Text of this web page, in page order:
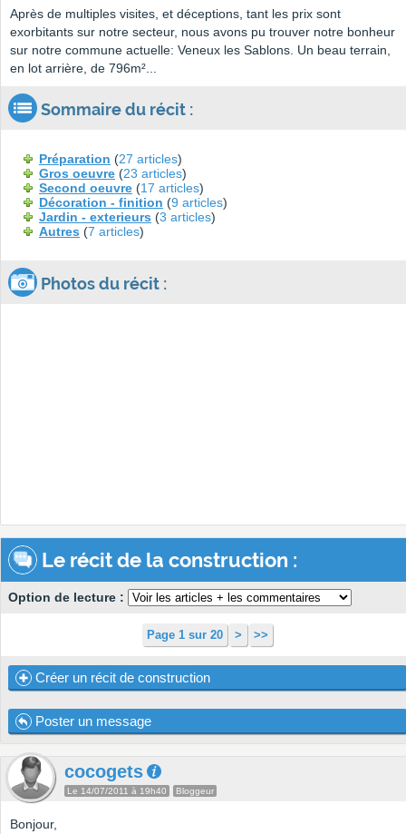
Après de multiples visites, et déceptions, tant les prix sont
exorbitants sur notre secteur, nous avons pu trouver notre bonheur
sur notre commune actuelle: Veneux les Sablons. Un beau terrain,
en lot arrière, de 796m²...
Sommaire du récit :
Préparation (27 articles)
Gros oeuvre (23 articles)
Second oeuvre (17 articles)
Décoration - finition (9 articles)
Jardin - exterieurs (3 articles)
Autres (7 articles)
Photos du récit :
Le récit de la construction :
Option de lecture :
Page 1 sur 20 > >>
Créer un récit de construction
Poster un message
cocogets
Le 14/07/2011 à 19h40 Bloggeur
Bonjour,